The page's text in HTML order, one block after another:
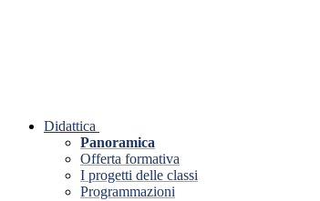
Didattica
Panoramica
Offerta formativa
I progetti delle classi
Programmazioni